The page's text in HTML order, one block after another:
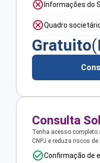
Informações do
Quadro
Gratuito
Consulta
Tenha acesso
CNPJ e reduza riscos
Confirmação de